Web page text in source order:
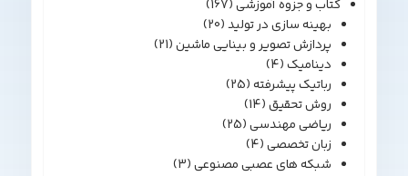
کتاب و جزوه آموزشی(167)
بهینه سازی در تولید(20)
پردازش تصویر و بینایی ماشین(21)
دینامیک(4)
رباتیک پیشرفته(25)
روش تحقیق(14)
ریاضی مهندسی(25)
زبان تخصصی(4)
شبکه های عصبی مصنوعی(3)